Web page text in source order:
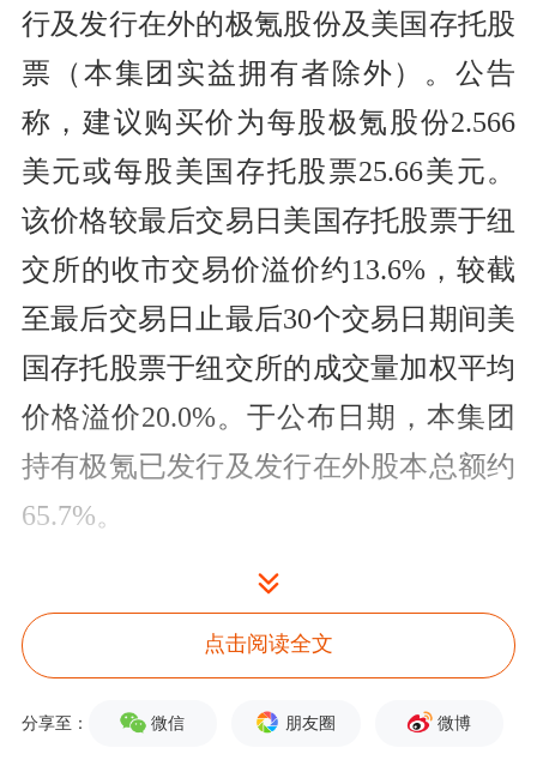
行及发行在外的极氪股份及美国存托股
票（本集团实益拥有者除外）。公告
称，建议购买价为每股极氪股份2.566
美元或每股美国存托股票25.66美元。
该价格较最后交易日美国存托股票于纽
交所的收市交易价溢价约13.6%，较截
至最后交易日止最后30个交易日期间美
国存托股票于纽交所的成交量加权平均
价格溢价20.0%。于公布日期，本集团
持有极氪已发行及发行在外股本总额约
65.7%。
“倘若私有化建议落实并完成，极氪将
成为本公司的全资附属公司，实现私有
化并于纽交所退市。”吉利汽车方面表
示，如交易完成，极氪将与吉利汽车实
点击阅读全文
分享至： 微信 朋友圈 微博